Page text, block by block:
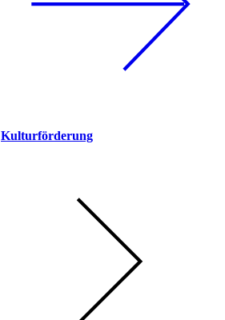
Kulturförderung